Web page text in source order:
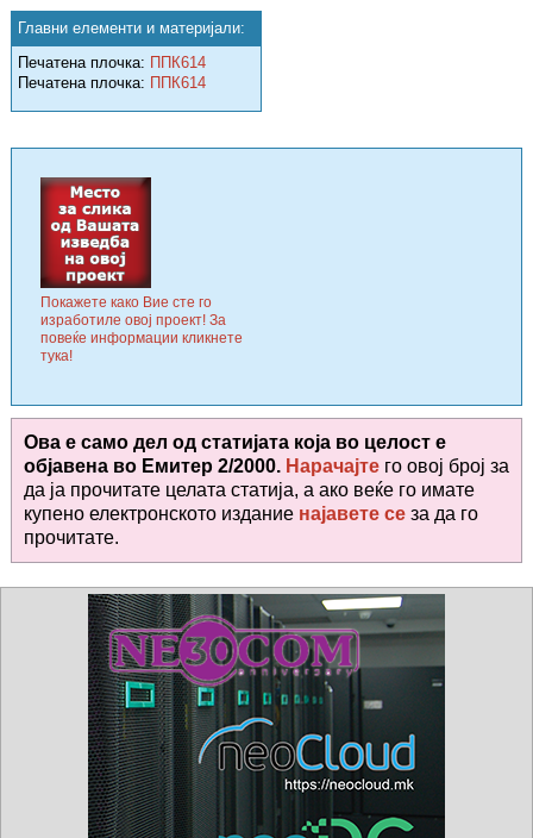
Главни елементи и материјали:
Печатена плочка: ППК614
Печатена плочка: ППК614
Покажете како Вие сте го
изработиле овој проект! За
повеќе информации кликнете
тука!
Ова е само дел од статијата која во целост е
објавена во Емитер 2/2000. Нарачајте го овој број за
да ја прочитате целата статија, а ако веќе го имате
купено електронското издание најавете се за да го
прочитате.